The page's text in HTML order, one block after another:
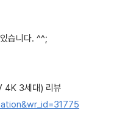
습니다. ^^;
4K 3세대) 리뷰